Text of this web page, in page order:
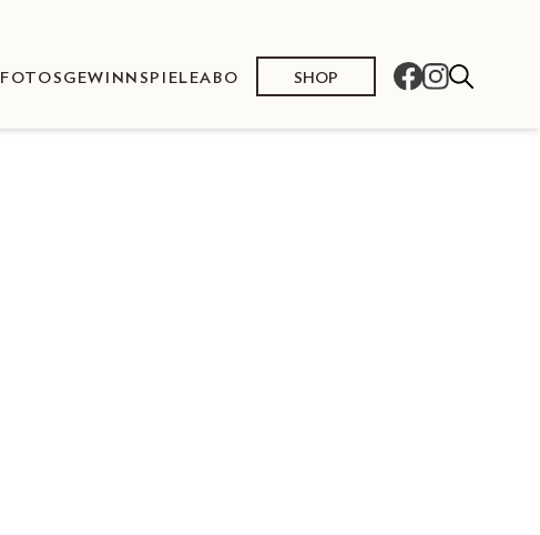
FOTOS GEWINNSPIELEABO SHOP